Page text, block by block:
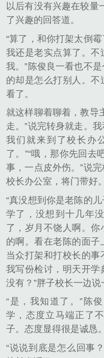
以后有没有兴趣在较量
了兴趣的回答道。
“算了，和你打架太倒
我还是老实点算了。不
我。”陈俊良一看也不
的却是怎么打别人。
看了。
就这样聊着聊着，教导
走。”说完转身就走。
我们就来到了校长办
了。”“哦，那你先回去
事，一点皮外伤。”说
校长办公室，将门带好。
“真没想到你是老陈的
学了，没想到十几年
了，岁月不饶人啊。你
的啊。看在老陈的面
当众打架和打校长的
我写份检讨，明天开学
没有？”胖子校长一边说
“是，我知道了。”陈
学，态度立马端正了
子。态度显得很是诚恳。
“说说到底是怎么回事